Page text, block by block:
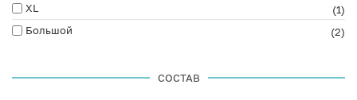
XL
(1)
Большой
(2)
СОСТАВ